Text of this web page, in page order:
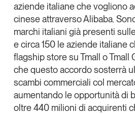
aziende italiane che vogliono
cinese attraverso Alibaba.
marchi italiani già presenti
e circa 150 le aziende italiane
flagship storesu Tmall o Tmall
che questo accordo sosterrà
scambi commerciali col
aumentando le opportunità di
oltre 440 milioni di acquirenti